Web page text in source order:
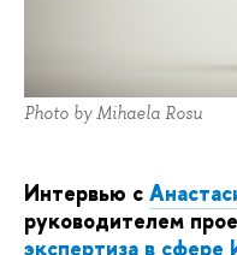
Photo by Mihaela Rosu
Интервью с
руководителем
экспертиза в сфере